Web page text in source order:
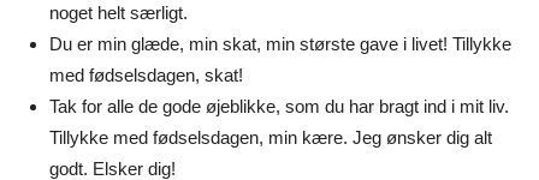
noget helt særligt.
Du er min glæde, min skat, min største gave i livet! Tillykke
med fødselsdagen, skat!
Tak for alle de gode øjeblikke, som du har bragt ind i mit liv.
Tillykke med fødselsdagen, min kære. Jeg ønsker dig alt
godt. Elsker dig!